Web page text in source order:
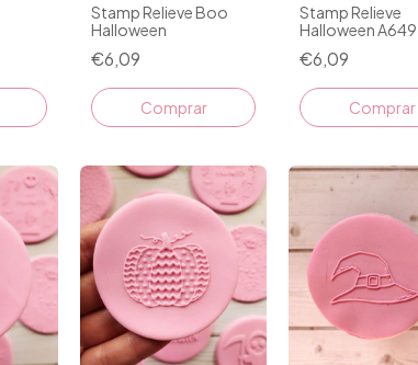
Stamp Relieve Boo
Halloween
€6,09
Stamp Relieve
Halloween A649
€6,09